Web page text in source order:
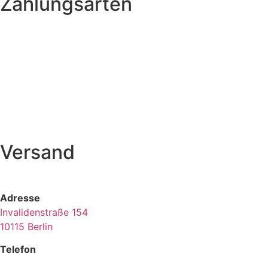
Versand
Adresse
Invalidenstraße 154
10115 Berlin
Telefon